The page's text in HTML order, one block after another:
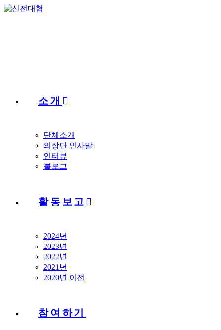
Skip
소개
단체소개
의장단 인사말
인터뷰
블로그
활동보고
2024년
2023년
2022년
2021년
2020년 이전
참여하기